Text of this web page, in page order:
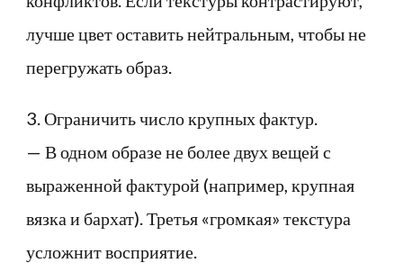
лучше цвет оставить нейтральным, чтобы не
перегружать образ.
3. Ограничить число крупных фактур.
— В одном образе не более двух вещей с
выраженной фактурой (например, крупная
вязка и бархат). Третья «громкая» текстура
усложнит восприятие.